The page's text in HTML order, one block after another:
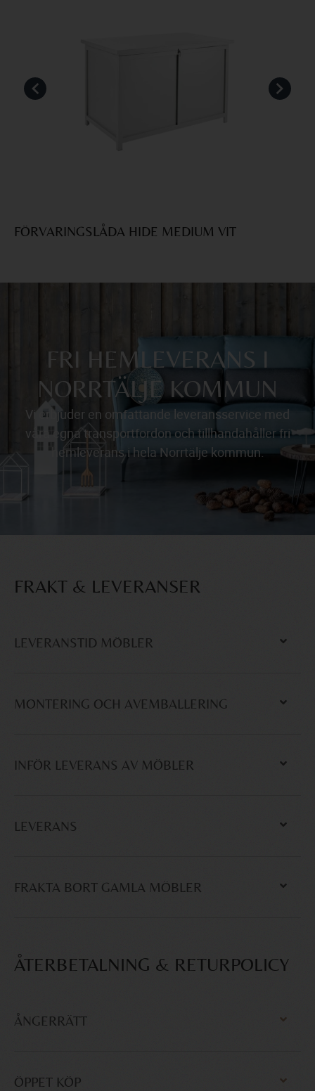
FÖRVARINGSLÅDA HIDE MEDIUM VIT
FRI HEMLEVERANS I
NORRTÄLJE KOMMUN
Vi erbjuder en omfattande leveransservice med
våra egna transportfordon och tillhandahåller fri
hemleverans i hela Norrtälje kommun.
FRAKT & LEVERANSER
LEVERANSTID MÖBLER
MONTERING OCH AVEMBALLERING
INFÖR LEVERANS AV MÖBLER
LEVERANS
FRAKTA BORT GAMLA MÖBLER
ÅTERBETALNING & RETURPOLICY
ÅNGERRÄTT
ÖPPET KÖP